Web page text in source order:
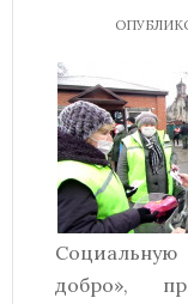
добро»,